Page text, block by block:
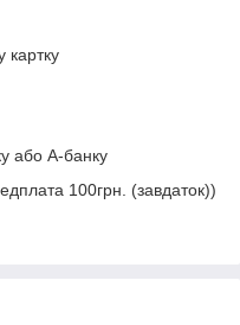
картку
або А-банку
100грн. (завдаток))